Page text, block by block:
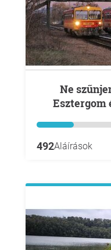
Ne szűnjenek meg a vonatok
Esztergom
492Aláírások